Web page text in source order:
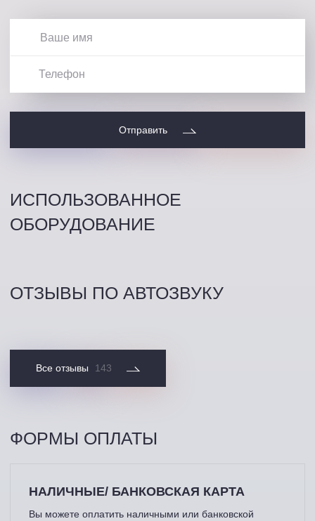
Отправить
ИСПОЛЬЗОВАННОЕ
ОБОРУДОВАНИЕ
ОТЗЫВЫ ПО АВТОЗВУКУ
Все отзывы 143
ФОРМЫ ОПЛАТЫ
НАЛИЧНЫЕ/ БАНКОВСКАЯ КАРТА
Вы можете оплатить наличными или банковской